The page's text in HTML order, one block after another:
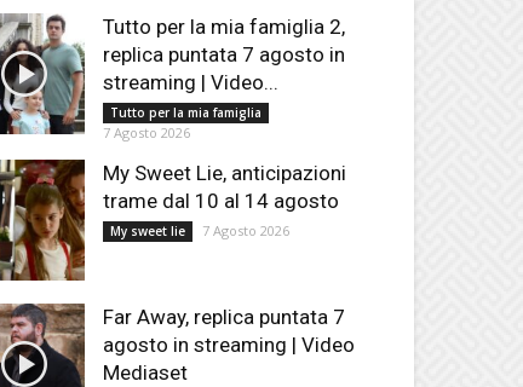
Tutto per la mia famiglia 2,
replica puntata 7 agosto in
streaming | Video...
Tutto per la mia famiglia
7 Agosto 2026
My Sweet Lie, anticipazioni
trame dal 10 al 14 agosto
My sweet lie 7 Agosto 2026
Far Away, replica puntata 7
agosto in streaming | Video
Mediaset